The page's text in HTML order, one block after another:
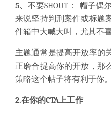
5、 不要SHOUT： 帽子偶
来说坚持判刑案件或标题
件箱中大喊大叫，尤其不喜
主题通常是提高开放率的
正磨合提高你的开放，那
策略这个帖子将有利于你。
2.在你的CTA上工作